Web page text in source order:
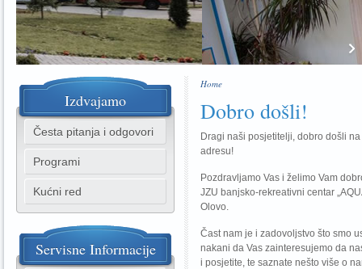
Home
Dobro došli!
Dragi naši posjetitelji, dobro došli
adresu!
Pozdravljamo Vas i želimo Vam
JZU banjsko-rekreativni centar
Olovo.
Čast nam je i zadovoljstvo što smo
nakani da Vas zainteresujemo da
i posjetite, te saznate nešto više o
Izdvajamo
Česta pitanja i odgovori
Programi
Kućni red
ServisneInformacije